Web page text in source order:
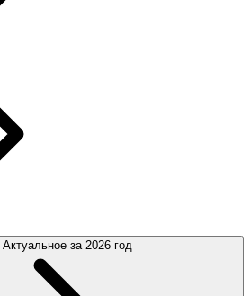
Актуальное за 2026 год